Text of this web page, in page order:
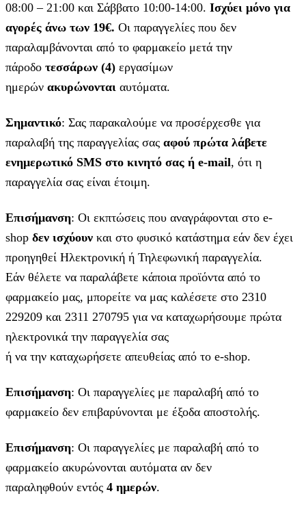
08:00 – 21:00 και Σάββατο 10:00-14:00. Ισχύει μόνο για
αγορές άνω των 19€. Οι παραγγελίες που δεν
παραλαμβάνονται από το φαρμακείο μετά την
πάροδο τεσσάρων (4) εργασίμων
ημερών ακυρώνονται αυτόματα.
Σημαντικό: Σας παρακαλούμε να προσέρχεσθε για
παραλαβή της παραγγελίας σας αφού πρώτα λάβετε
ενημερωτικό SMS στο κινητό σας ή e-mail, ότι η
παραγγελία σας είναι έτοιμη.
Επισήμανση: Οι εκπτώσεις που αναγράφονται στο e-
shop δεν ισχύουν και στο φυσικό κατάστημα εάν δεν έχει
προηγηθεί Ηλεκτρονική ή Τηλεφωνική παραγγελία.
Εάν θέλετε να παραλάβετε κάποια προϊόντα από το
φαρμακείο μας, μπορείτε να μας καλέσετε στο 2310
229209 και 2311 270795 για να καταχωρήσουμε πρώτα
ηλεκτρονικά την παραγγελία σας
ή να την καταχωρήσετε απευθείας από το e-shop.
Επισήμανση: Οι παραγγελίες με παραλαβή από το
φαρμακείο δεν επιβαρύνονται με έξοδα αποστολής.
Επισήμανση: Οι παραγγελίες με παραλαβή από το
φαρμακείο ακυρώνονται αυτόματα αν δεν
παραληφθούν εντός 4 ημερών.